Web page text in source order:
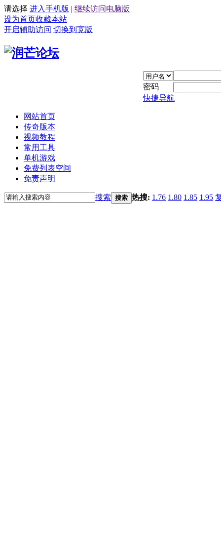
请选择 进入手机版 | 继续访问电脑版
设为首页收藏本站
开启辅助访问 切换到宽版
密码
快捷导航
网站首页
传奇版本
视频教程
常用工具
单机游戏
免费列表空间
免责声明
搜索 搜索 热搜: 1.76 1.80 1.85 1.95